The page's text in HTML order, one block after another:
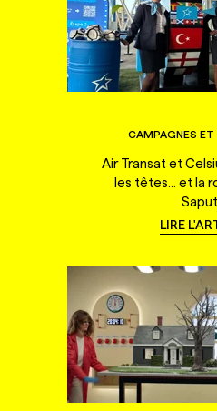
CAMPAGNES ET
Air Transat et
les têtes... et la
LIRE